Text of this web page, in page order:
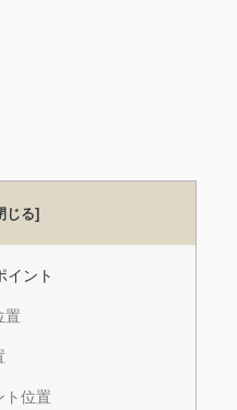
イント
置
ト位置